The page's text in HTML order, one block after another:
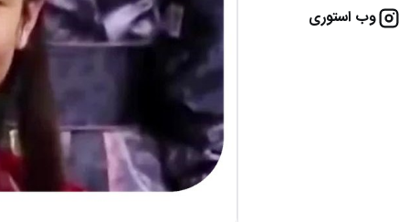
وب استوری